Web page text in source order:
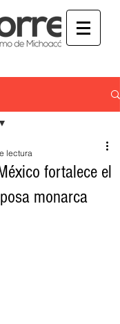
fortalece el
monarca
lectura